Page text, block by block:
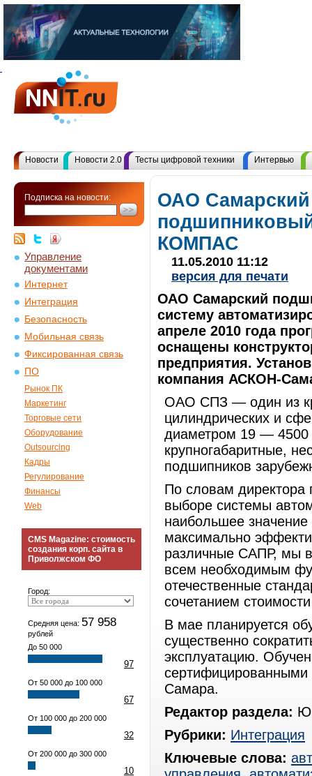
Новости Новости 2.0 Тесты цифровой техники Интервью
Подписка на новости:
Управление
документами
Интернет
Интеграция
Безопасность
Мобильная связь
Фиксированная связь
ПО
Рынок ПК
Маркетинг
Торговые сети
Оборудование
Outsourcing
Кадры
Регулирование
Финансы
Web
CMS Magazine: стоимость
создания корп. сайта в
Приволжском ФО
Город:
Средняя цена: 57 958
рублей
До 50 000
97
От 50 000 до 100 000
67
От 100 000 до 200 000
32
От 200 000 до 300 000
10
ОАО Самарский
КОМПАС
11.05.2010 11:12
версия для печати
ОАО Самарский
систему
апреле 2010 года
оснащены
предприятия.
компания АСКОН-
ОАО СПЗ — один из
цилиндрических и
диаметром 19 — 4500
крупногабаритные,
подшипников
По словам
выборе системы
наибольшее
максимально
различные САПР, мы
всем необходимым
отечественные
сочетанием
В мае планируется
существенно
эксплуатацию.
Самара.
Редактор раздела:
Рубрики: Интеграция
Ключевые слова: